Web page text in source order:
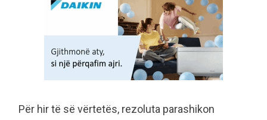
Për hir të së vërtetës, rezoluta parashikon